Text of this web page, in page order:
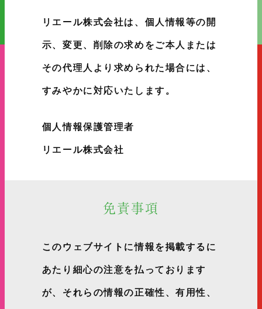
リエール株式会社は、個人情報等の開
示、変更、削除の求めをご本人または
その代理人より求められた場合には、
すみやかに対応いたします。
個人情報保護管理者
リエール株式会社
免責事項
このウェブサイトに情報を掲載するに
あたり細心の注意を払っております
が、それらの情報の正確性、有用性、